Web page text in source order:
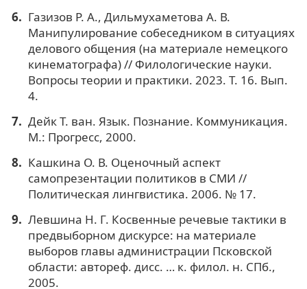
Газизов Р. А., Дильмухаметова А. В.
Манипулирование собеседником в ситуациях
делового общения (на материале немецкого
кинематографа) // Филологические науки.
Вопросы теории и практики. 2023. Т. 16. Вып.
4.
Дейк Т. ван. Язык. Познание. Коммуникация.
М.: Прогресс, 2000.
Кашкина О. В. Оценочный аспект
самопрезентации политиков в СМИ //
Политическая лингвистика. 2006. № 17.
Левшина Н. Г. Косвенные речевые тактики в
предвыборном дискурсе: на материале
выборов главы администрации Псковской
области: автореф. дисс. … к. филол. н. СПб.,
2005.